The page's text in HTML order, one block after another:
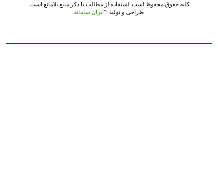
کلیه حقوق محفوظ است. استفاده از مطالب با ذکر منبع بلامانع است.
طراحی و تولید :"ایران سامانه